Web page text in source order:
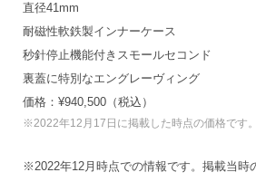
直径41mm
耐磁性軟鉄製インナーケース
秒針停止機能付きスモールセコンド
裏蓋に特別なエングレーヴィング
価格：¥940,500（税込）
※2022年12月17日に掲載した時点の価格です。
※2022年12月時点での情報です。掲載当時